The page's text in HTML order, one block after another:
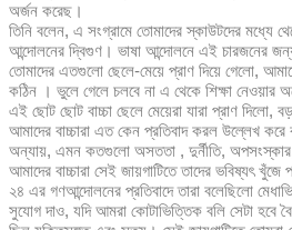
অর্জন করেছ।
তিনি বলেন, এ সংগ্রামে তোমাদের স্কাউটদের মধ্যে
আন্দোলনের দ্বিগুণ। ভাষা আন্দোলনে এই চারজনের
তোমাদের এতগুলো ছেলে-মেয়ে প্রাণ দিয়ে গেলো,
কঠিন । ভুলে গেলে চলবে না এ থেকে শিক্ষা
এই ছোট ছোট বাচ্চা ছেলে মেয়েরা যারা প্রাণ দিলো,
আমাদের বাচ্চারা এত কেন প্রতিবাদ করল উল্লেখ
অন্যায়, এমন কতগুলো অসততা , দুর্নীতি,
আমাদের বাচ্চারা সেই জায়গাটিতে তাদের ভবিষ্যৎ খুঁজে
২৪ এর গণআন্দোলনের প্রতিবাদে তারা বলেছিলো
সুযোগ দাও, যদি আমরা কোটাভিত্তিক বলি সেটা হবে